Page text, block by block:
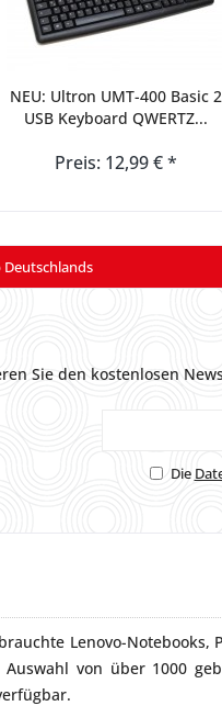
NEU: Ultron UMT-400 Basic 2
USB Keyboard QWERTZ...
Preis: 12,99 € *
Sie den kostenlosen
Die
Lenovo-Notebooks,
von über 1000